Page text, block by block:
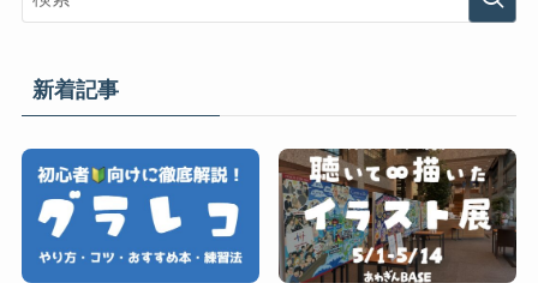
新着記事